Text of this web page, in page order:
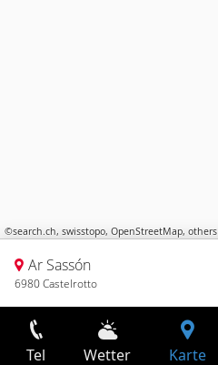
©search.ch, swisstopo, OpenStreetMap, others
Ar Sassón
6980 Castelrotto
Tel Wetter Karte